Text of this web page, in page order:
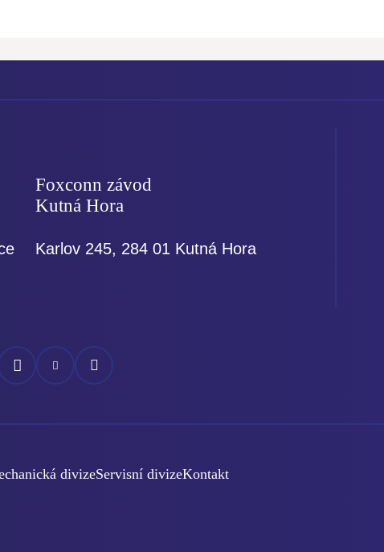
Foxconn závod
Kutná Hora
Karlov 245, 284 01 Kutná Hora
Náš
Instagram
Náš
YouTube
Náš
divizeServisní divizeKontakt